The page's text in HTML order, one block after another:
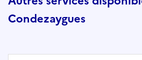
Condezaygues